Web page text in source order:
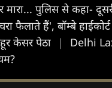
मारा... पुलिस से कहा-
फैलाते हैं', बॉम्बे
केसर पेठा
|
Delhi